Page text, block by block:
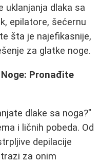
uklanjanja dlaka sa
epilatore, šećernu
šta je najefikasnije,
za glatke noge.
Pronađite
dlake sa noga?"
i ličnih pobeda. Od
depilacije
za onim